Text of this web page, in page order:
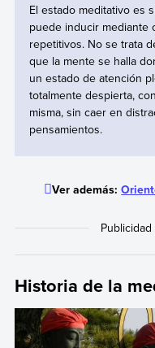
El estado meditativo es
puede inducir mediante
repetitivos. No se trata
que la mente se halla
un estado de atención
totalmente despierta,
misma, sin caer en
pensamientos.
Ver además:
Historia de la